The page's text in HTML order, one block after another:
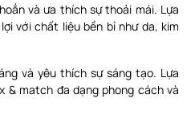
và ưa thích sự thoải mái. Lựa
với chất liệu bền bỉ như da, kim
và yêu thích sự sáng tạo. Lựa
& match đa dạng phong cách và